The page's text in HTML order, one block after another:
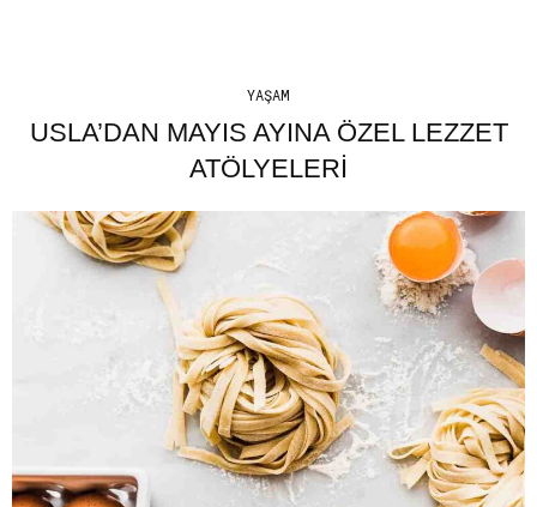
YAŞAM
USLA’DAN MAYIS AYINA ÖZEL LEZZET
ATÖLYELERİ